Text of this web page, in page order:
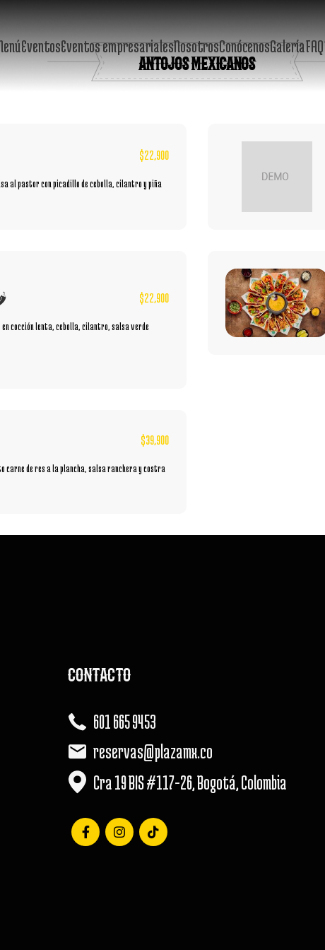
EventosEventos empresarialesNosotrosConócenosGalería
ANTOJOS MEXICANOS
$22,900
al pastor con picadillo de cebolla, cilantro y piña
$22,900
en cocción lenta, cebolla, cilantro, salsa verde
$39,900
de res a la plancha, salsa ranchera y costra
CONTACTO
601 665 9453
reservas@plazamx.co
Cra 19 BIS #117-26, Bogotá, Colombia